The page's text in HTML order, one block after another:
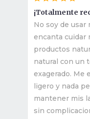
¡Totalmente
No soy de usar
encanta cuidar
productos
natural con un
exagerado. Me
ligero y nada
mantener mis
sin